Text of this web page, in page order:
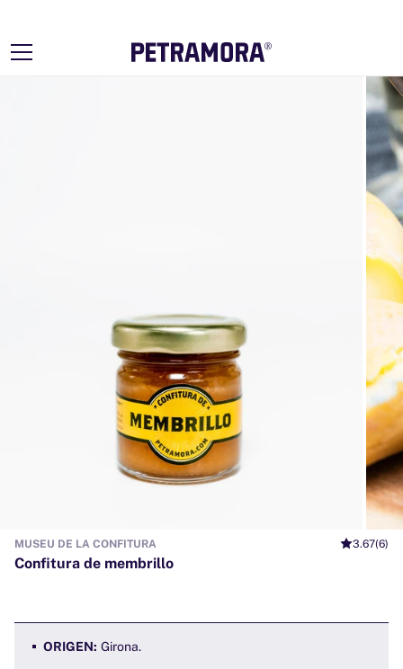
MUSEU DE LA CONFITURA 3.67(6)
Confitura de membrillo
ORIGEN: Girona.